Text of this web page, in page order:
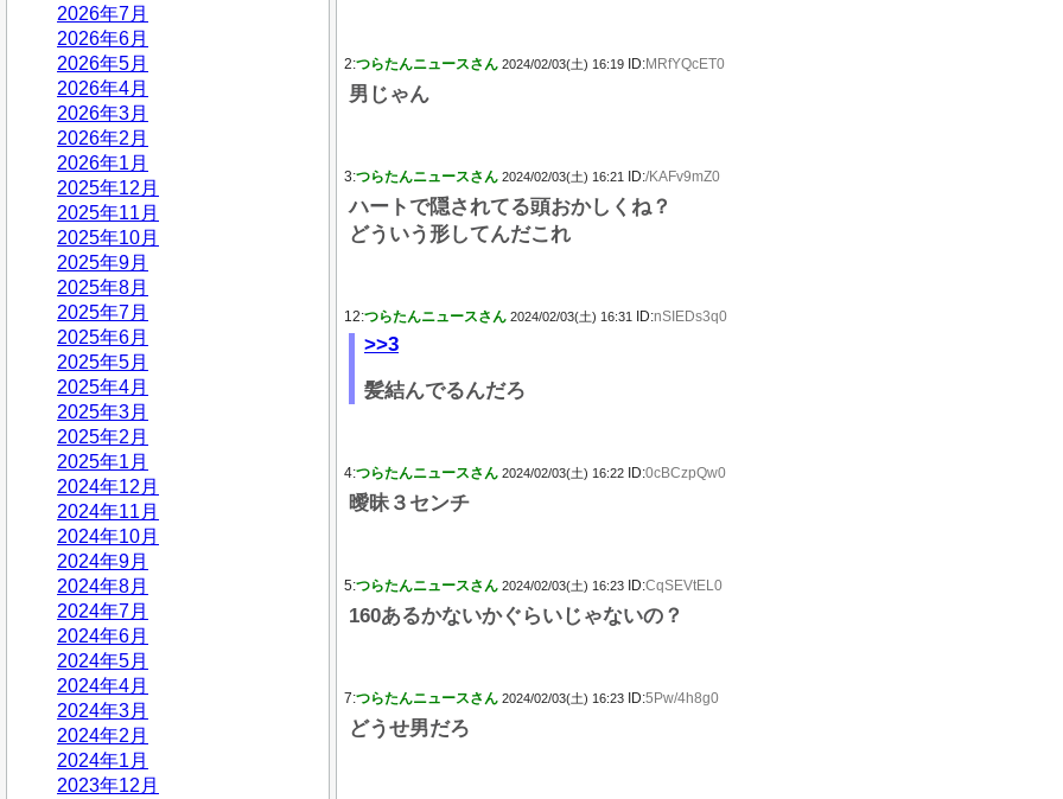
2026年7月
2026年6月
2026年5月
2026年4月
2026年3月
2026年2月
2026年1月
2025年12月
2025年11月
2025年10月
2025年9月
2025年8月
2025年7月
2025年6月
2025年5月
2025年4月
2025年3月
2025年2月
2025年1月
2024年12月
2024年11月
2024年10月
2024年9月
2024年8月
2024年7月
2024年6月
2024年5月
2024年4月
2024年3月
2024年2月
2024年1月
2023年12月
2:つらたんニュースさん 2024/02/03(土) 16:19 ID:MRfYQcET0
男じゃん
3:つらたんニュースさん 2024/02/03(土) 16:21 ID:/KAFv9mZ0
ハートで隠されてる頭おかしくね？
どういう形してんだこれ
12:つらたんニュースさん 2024/02/03(土) 16:31 ID:nSIEDs3q0
>>3
髪結んでるんだろ
4:つらたんニュースさん 2024/02/03(土) 16:22 ID:0cBCzpQw0
曖昧３センチ
5:つらたんニュースさん 2024/02/03(土) 16:23 ID:CqSEVtEL0
160あるかないかぐらいじゃないの？
7:つらたんニュースさん 2024/02/03(土) 16:23 ID:5Pw/4h8g0
どうせ男だろ